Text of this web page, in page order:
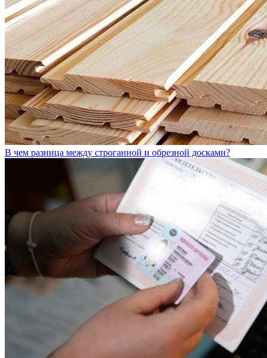
В чем разница между строганной и обрезной досками?